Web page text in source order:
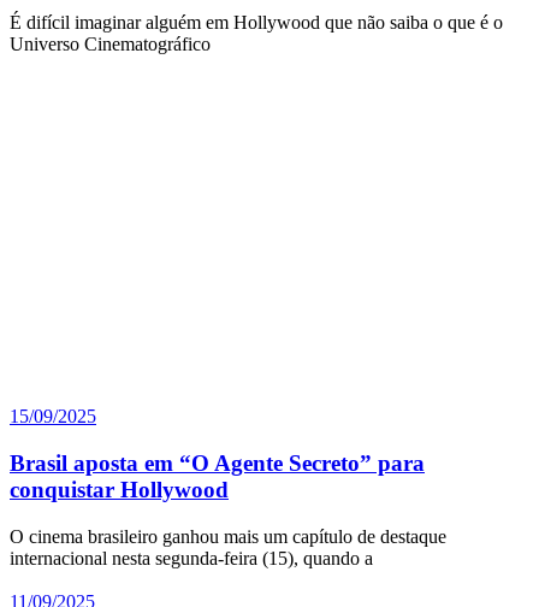
É difícil imaginar alguém em Hollywood que não saiba o que é o
Universo Cinematográfico
15/09/2025
Brasil aposta em “O Agente Secreto” para
conquistar Hollywood
O cinema brasileiro ganhou mais um capítulo de destaque
internacional nesta segunda-feira (15), quando a
11/09/2025